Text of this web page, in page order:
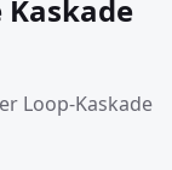
Loop-Kaskade